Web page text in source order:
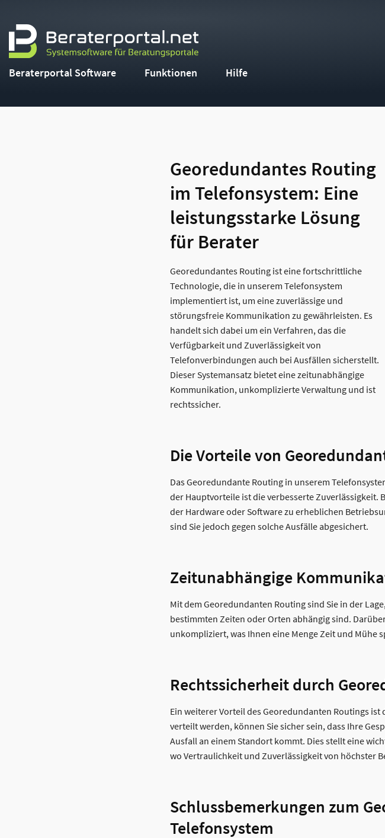
Beraterportal Software Funktionen Hilfe
Georedundantes Routing
im Telefonsystem: Eine
leistungsstarke Lösung
für Berater
Georedundantes Routing ist eine fortschrittliche
Technologie, die in unserem Telefonsystem
implementiert ist, um eine zuverlässige und
störungsfreie Kommunikation zu gewährleisten. Es
handelt sich dabei um ein Verfahren, das die
Verfügbarkeit und Zuverlässigkeit von
Telefonverbindungen auch bei Ausfällen sicherstellt.
Dieser Systemansatz bietet eine zeitunabhängige
Kommunikation, unkomplizierte Verwaltung und ist
rechtssicher.
Die Vorteile von
Das Georedundante Routing in unserem
der Hauptvorteile ist die verbesserte Zuverlässigkeit.
der Hardware oder Software zu erheblichen
sind Sie jedoch gegen solche Ausfälle abgesichert.
Zeitunabhängige
Mit dem Georedundanten Routing sind Sie in der
bestimmten Zeiten oder Orten abhängig sind.
unkompliziert, was Ihnen eine Menge Zeit und Mühe
Rechtssicherheit durch
Ein weiterer Vorteil des Georedundanten Routings
verteilt werden, können Sie sicher sein, dass Ihre
Ausfall an einem Standort kommt. Dies stellt eine
wo Vertraulichkeit und Zuverlässigkeit von höchster
Schlussbemerkungen zum
Telefonsystem